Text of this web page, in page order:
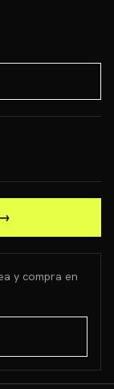
→
y compra en